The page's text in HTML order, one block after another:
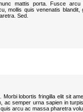
mattis porta. Fusce arcu
mollis quis venenatis
Sed.
lobortis fringilla elit sit
ac semper urna sapien in
arcu ac massa pharetra